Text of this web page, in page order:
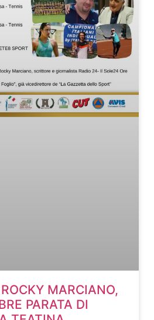
MARCIANO,
PARATA DI